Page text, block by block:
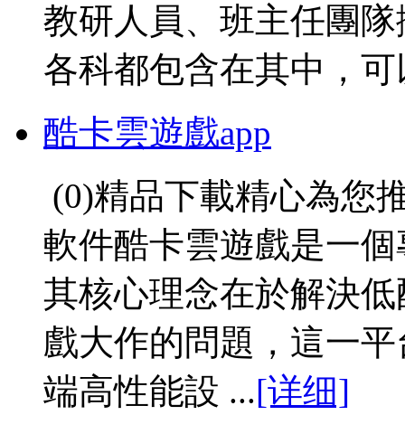
教研人員、班主任團
各科都包含在其中，可
酷卡雲遊戲app
(0)精品下載精心為您
軟件酷卡雲遊戲是一
其核心理念在於解決
戲大作的問題，這一
端高性能設 ...[详细]